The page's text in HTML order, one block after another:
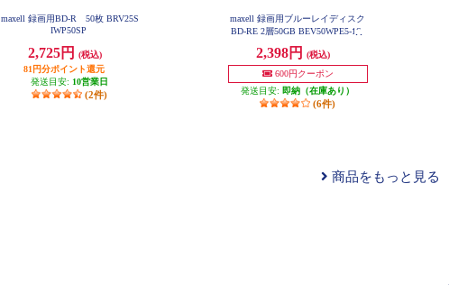
maxell 録画用BD-R 50枚 BRV25S
IWP50SP
2,725円
(税込)
81円分ポイント還元
発送目安: 10営業日
(2件)
maxell 録画用ブルーレイディスク
BD-RE 2層50GB BEV50WPE5-1S
2,398円
(税込)
600円クーポン
発送目安: 即納（在庫あり）
(6件)
商品をもっと見る